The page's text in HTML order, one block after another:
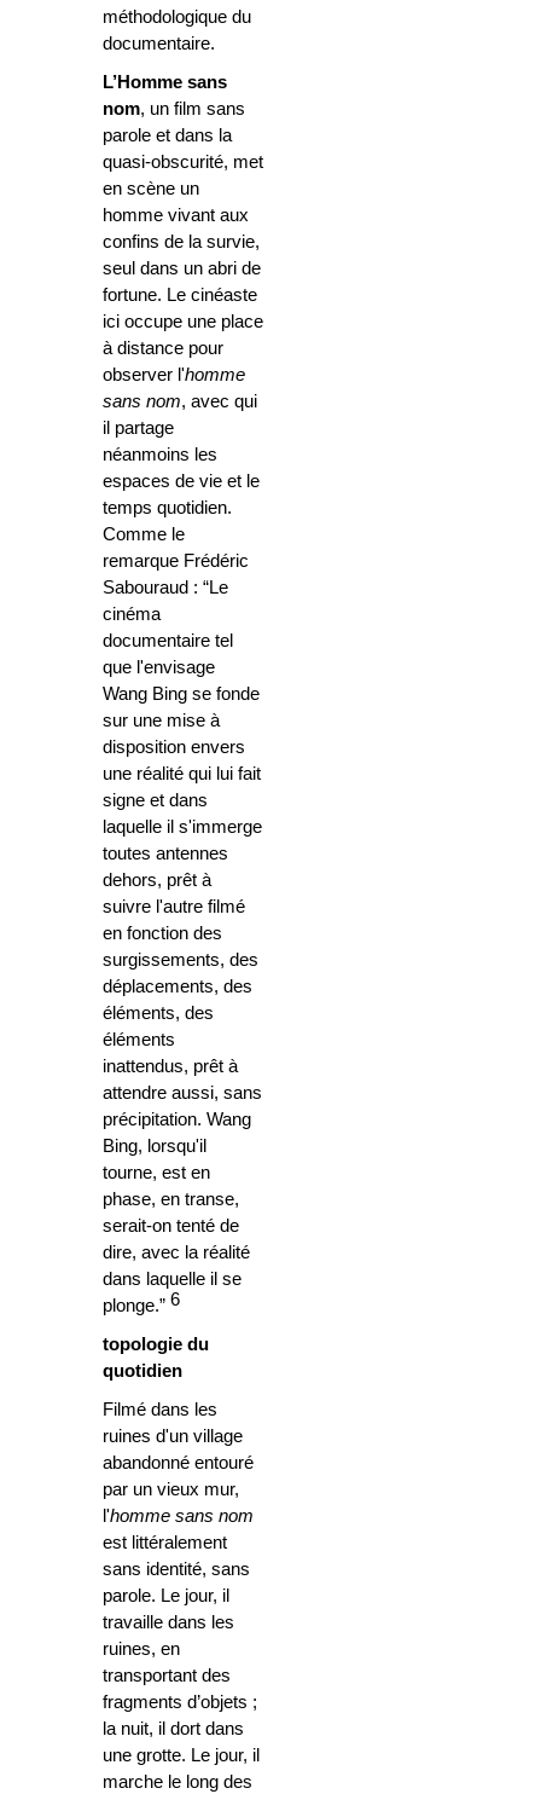
méthodologique du
documentaire.
L’Homme sans
nom, un film sans
parole et dans la
quasi-obscurité, met
en scène un
homme vivant aux
confins de la survie,
seul dans un abri de
fortune. Le cinéaste
ici occupe une place
à distance pour
observer l'homme
sans nom, avec qui
il partage
néanmoins les
espaces de vie et le
temps quotidien.
Comme le
remarque Frédéric
Sabouraud : “Le
cinéma
documentaire tel
que l'envisage
Wang Bing se fonde
sur une mise à
disposition envers
une réalité qui lui fait
signe et dans
laquelle il s'immerge
toutes antennes
dehors, prêt à
suivre l'autre filmé
en fonction des
surgissements, des
déplacements, des
éléments, des
éléments
inattendus, prêt à
attendre aussi, sans
précipitation. Wang
Bing, lorsqu'il
tourne, est en
phase, en transe,
serait-on tenté de
dire, avec la réalité
dans laquelle il se
plonge.” 6
topologie du
quotidien
Filmé dans les
ruines d'un village
abandonné entouré
par un vieux mur,
l'homme sans nom
est littéralement
sans identité, sans
parole. Le jour, il
travaille dans les
ruines, en
transportant des
fragments d’objets ;
la nuit, il dort dans
une grotte. Le jour, il
marche le long des